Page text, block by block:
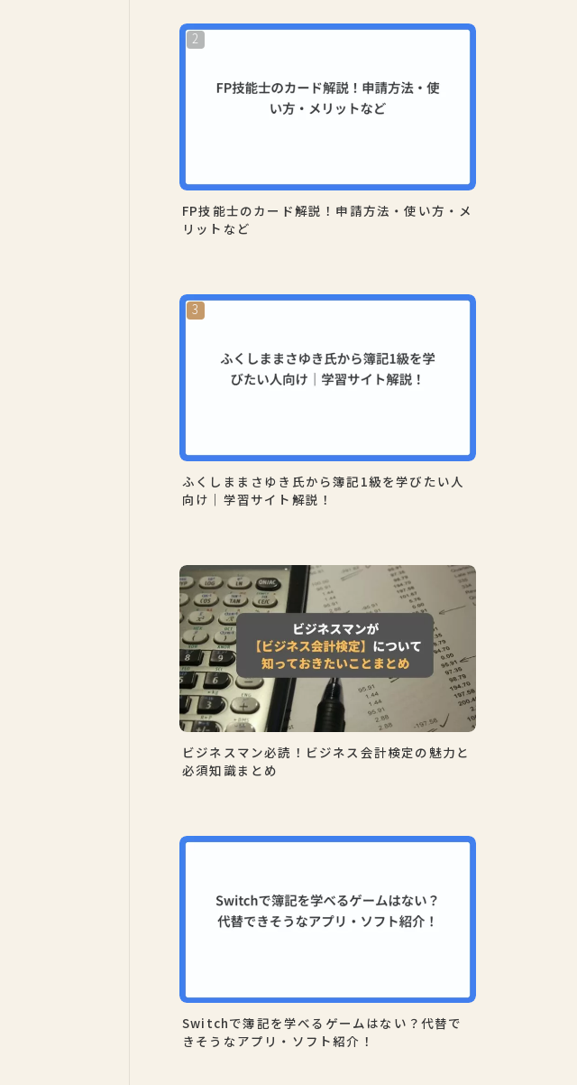
FP技能士のカード解説！申請方法・使い方・メ
リットなど
ふくしままさゆき氏から簿記1級を学びたい人
向け｜学習サイト解説！
ビジネスマン必読！ビジネス会計検定の魅力と
必須知識まとめ
Switchで簿記を学べるゲームはない？代替で
きそうなアプリ・ソフト紹介！